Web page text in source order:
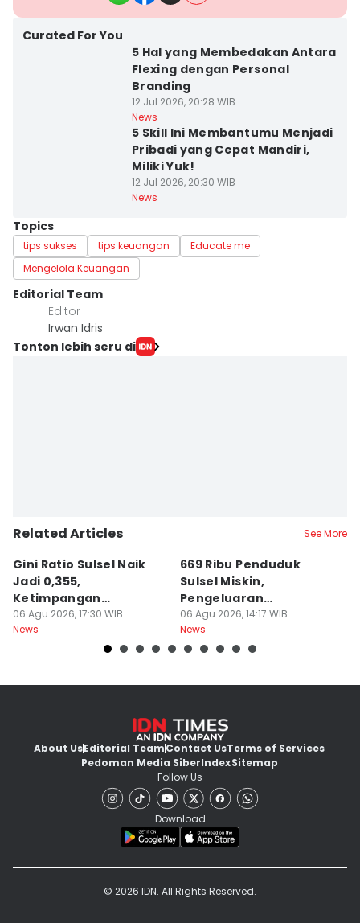
Curated For You
5 Hal yang Membedakan Antara
Flexing dengan Personal
Branding
12 Jul 2026, 20:28 WIB
News
5 Skill Ini Membantumu Menjadi
Pribadi yang Cepat Mandiri,
Miliki Yuk!
12 Jul 2026, 20:30 WIB
News
Topics
tips sukses tips keuangan
Educate me
Mengelola Keuangan
Editorial Team
Editor
Irwan Idris
Tonton lebih seru di
Related Articles See More
Gini Ratio Sulsel Naik
Jadi 0,355,
Ketimpangan
Perdesaan Meningkat
06 Agu 2026, 17:30 WIB
News
669 Ribu Penduduk
Sulsel Miskin,
Pengeluaran
Terbesarnya Rokok
06 Agu 2026, 14:17 WIB
News
About UsEditorial TeamContact UsTerms of Services
Pedoman Media SiberIndexSitemap
Follow Us
Download
© 2026 IDN. All Rights Reserved.